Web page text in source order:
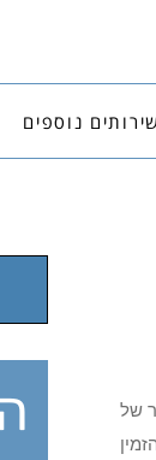
שירותים נוספים
של